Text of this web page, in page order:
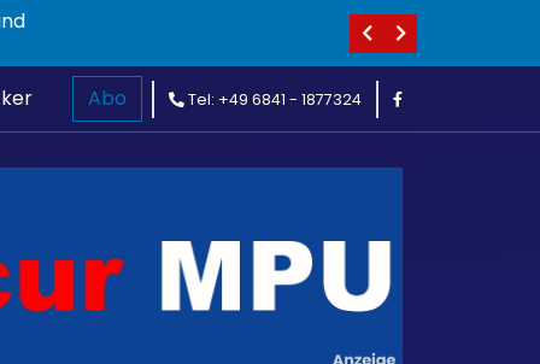
Abo Tel: +49 6841 - 1877324